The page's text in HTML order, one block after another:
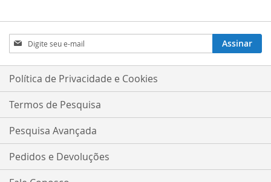
Inscreva-
se
na
nossa
Assinar
Política de Privacidade e Cookies
Termos de Pesquisa
Pesquisa Avançada
Pedidos e Devoluções